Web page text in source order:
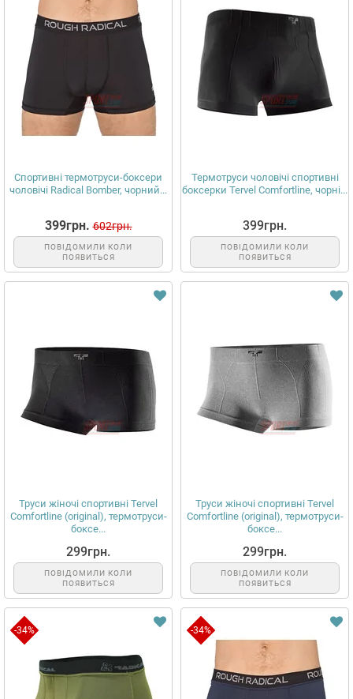
Спортивні термотруси-боксери
чоловічі Radical Bomber, чорний...
399грн. 602грн.
ПОВІДОМИЛИ КОЛИ
ПОЯВИТЬСЯ
Термотруси чоловічі спортивні
боксерки Tervel Comfortline, чорні...
399грн.
ПОВІДОМИЛИ КОЛИ
ПОЯВИТЬСЯ
Труси жіночі спортивні Tervel
Comfortline (original), термотруси-
боксе...
299грн.
ПОВІДОМИЛИ КОЛИ
ПОЯВИТЬСЯ
Труси жіночі спортивні Tervel
Comfortline (original), термотруси-
боксе...
299грн.
ПОВІДОМИЛИ КОЛИ
ПОЯВИТЬСЯ
-34% -34%